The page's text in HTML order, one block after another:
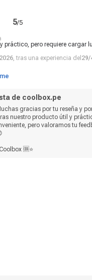
5/5
práctico, pero requiere cargar
, tras una experiencia del 29/
de coolbox.pe
gracias por tu reseña y
nuestro producto útil y
pero valoramos tu
🆒⭐